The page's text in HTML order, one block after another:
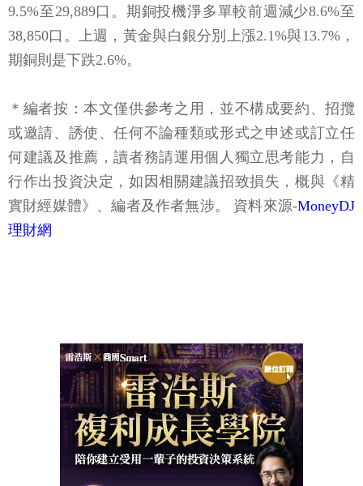
9.5%至29,889口。期銅投機淨多單較前週減少8.6%至
38,850口。上週，黃金與白銀分別上漲2.1%與13.7%，
期銅則是下跌2.6%。
＊編者按：本文僅供參考之用，並不構成要約、招攬
或邀請、誘使、任何不論種類或形式之申述或訂立任
何建議及推薦，讀者務請運用個人獨立思考能力，自
行作出投資決定，如因相關建議招致損失，概與《精
實財經媒體》、編者及作者無涉。 資料來源-MoneyDJ
理財網